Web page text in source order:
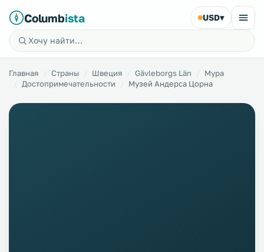
Columbista USD▾
Главная Страны Швеция Gävleborgs Län
Мура
Достопримечательности
Музей Андерса Цорна